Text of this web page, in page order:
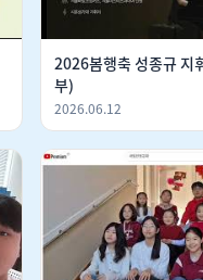
2026봄행축 성종규
부)
2026.06.12